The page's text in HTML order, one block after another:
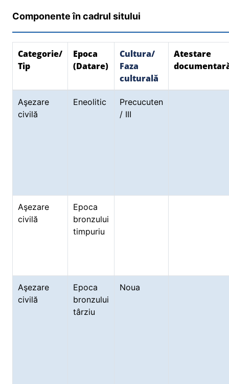
Componente în cadrul sitului
Categorie/
Tip
Epoca
(Datare)
Cultura/
Faza
culturală
Atestare
Aşezare
civilă
Eneolitic
Precucuten
/ III
Aşezare
civilă
Epoca
bronzului
timpuriu
Aşezare
civilă
Epoca
bronzului
târziu
Noua